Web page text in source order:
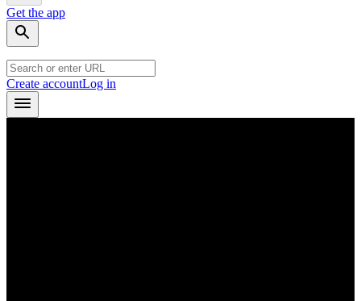
Get the app
Create accountLog in